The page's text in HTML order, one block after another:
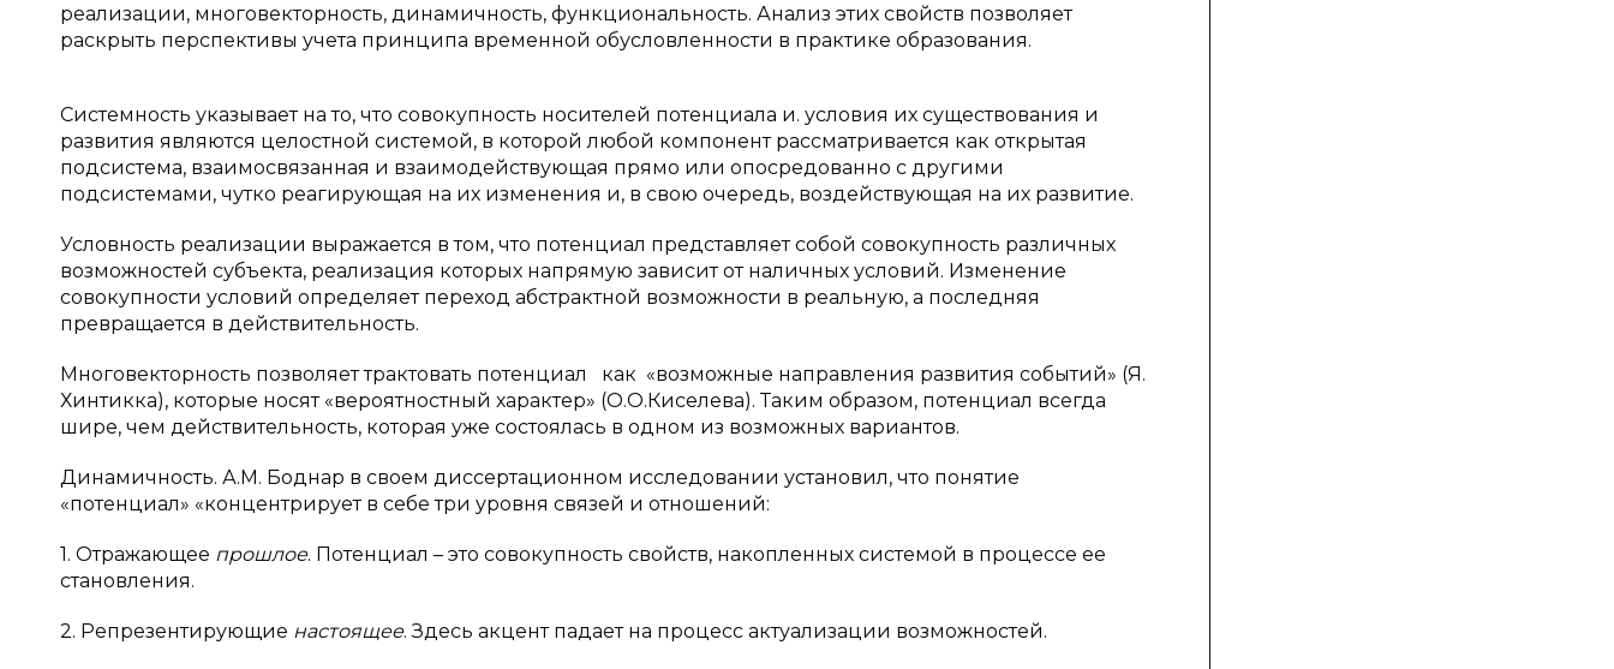
реализации, многовекторность, динамичность, функциональность. Анализ этих свойств позволяет
раскрыть перспективы учета принципа временной обусловленности в практике образования.
Системность указывает на то, что совокупность носителей потенциала и. условия их существования и
развития являются целостной системой, в которой любой компонент рассматривается как открытая
подсистема, взаимосвязанная и взаимодействующая прямо или опосредованно с другими
подсистемами, чутко реагирующая на их изменения и, в свою очередь, воздействующая на их развитие.
Условность реализации выражается в том, что потенциал представляет собой совокупность различных
возможностей субъекта, реализация которых напрямую зависит от наличных условий. Изменение
совокупности условий определяет переход абстрактной возможности в реальную, а последняя
превращается в действительность.
Многовекторность позволяет трактовать потенциал как «возможные направления развития событий» (Я.
Хинтикка), которые носят «вероятностный характер» (О.О.Киселева). Таким образом, потенциал всегда
шире, чем действительность, которая уже состоялась в одном из возможных вариантов.
Динамичность. А.М. Боднар в своем диссертационном исследовании установил, что понятие
«потенциал» «концентрирует в себе три уровня связей и отношений:
1. Отражающее прошлое. Потенциал – это совокупность свойств, накопленных системой в процессе ее
становления.
2. Репрезентирующие настоящее. Здесь акцент падает на процесс актуализации возможностей.